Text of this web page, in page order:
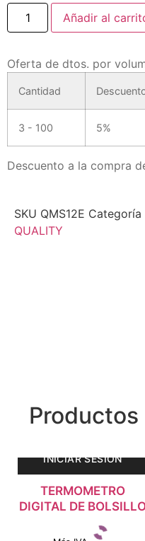
Añadir al
Oferta de dtos. por
Cantidad
3 - 100 5%
Descuento a la compra
SKU QMS12E Categoría
QUALITY
Productos
INICIAR SESIÓN
TERMOMETRO
DIGITAL DE